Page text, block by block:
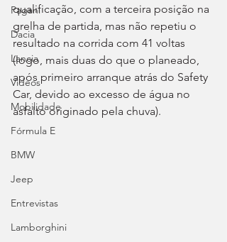
Pagani
Dacia
Lancia
Videos
Mobilidade
Fórmula E
BMW
Jeep
Entrevistas
Lamborghini
qualificação, com a terceira posição na
grelha de partida, mas não repetiu o
resultado na corrida com 41 voltas
(logo, mais duas do que o planeado,
após primeiro arranque atrás do Safety
Car, devido ao excesso de água no
asfalto originado pela chuva).